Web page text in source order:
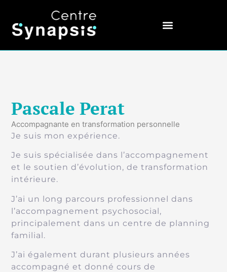
Pascale Perat
Accompagnante en transformation personnelle
Je suis mon expérience.
Je suis spécialisée dans l’accompagnement
et le soutien d’évolution, de transformation
intérieure.
J’ai un long parcours professionnel dans
l’accompagnement psychosocial,
principalement dans un centre de planning
familial.
J’ai également durant plusieurs années
accompagné et donné cours de